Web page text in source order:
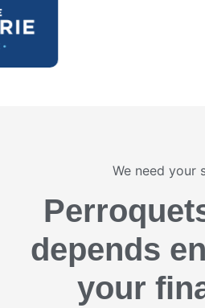
We need your
depends
your